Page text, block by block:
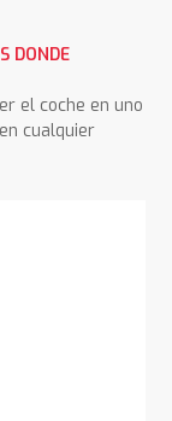
DONDE
el coche en uno
cualquier